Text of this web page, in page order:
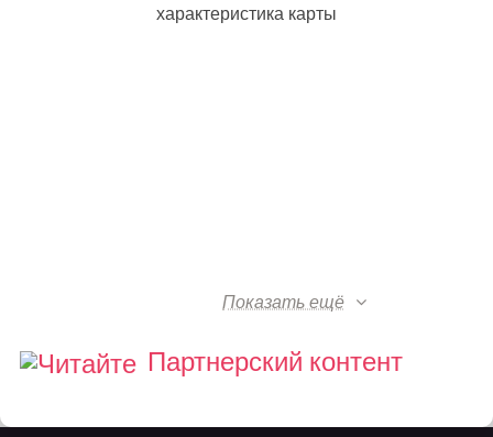
характеристика карты
Показать ещё
Партнерский контент